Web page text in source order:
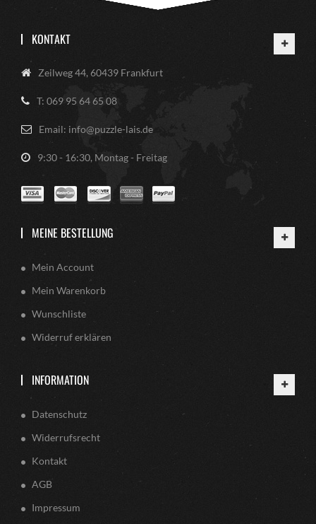
KONTAKT
Zeilweg 44, 60439 Frankfurt
T: 069 95 64 65 08
Email: info@puzzle-lais.de
9:30 - 16:30, Montag - Freitag
MEINE BESTELLUNG
Mein Account
Mein Warenkorb
Wunschliste
Widerruf erklären
INFORMATION
Datenschutz
Widerrufsrecht
Kontakt
AGB
Impressum